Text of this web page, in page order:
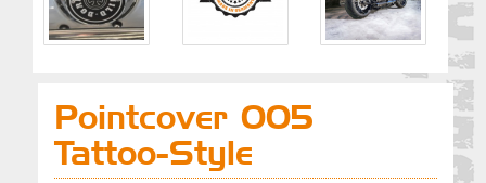
Pointcover 005
Tattoo-Style